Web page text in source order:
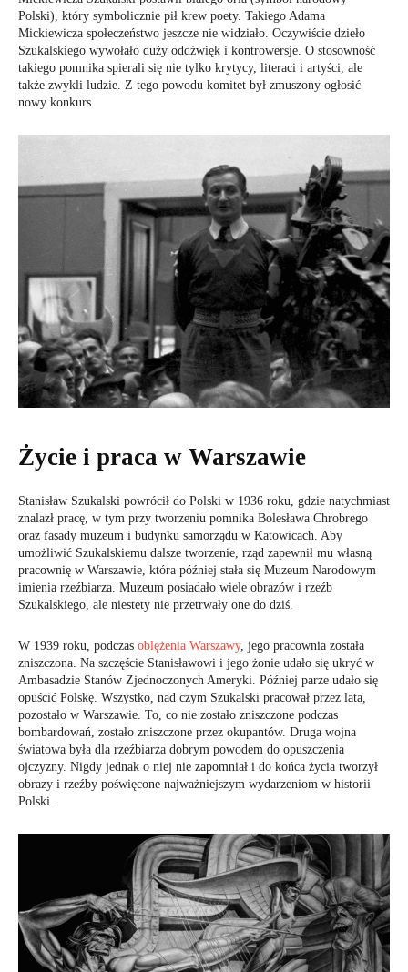
Polski), który symbolicznie pił krew poety. Takiego Adama
Mickiewicza społeczeństwo jeszcze nie widziało. Oczywiście dzieło
Szukalskiego wywołało duży oddźwięk i kontrowersje. O stosowność
takiego pomnika spierali się nie tylko krytycy, literaci i artyści, ale
także zwykli ludzie. Z tego powodu komitet był zmuszony ogłosić
nowy konkurs.
Życie i praca w Warszawie
Stanisław Szukalski powrócił do Polski w 1936 roku, gdzie natychmiast
znalazł pracę, w tym przy tworzeniu pomnika Bolesława Chrobrego
oraz fasady muzeum i budynku samorządu w Katowicach. Aby
umożliwić Szukalskiemu dalsze tworzenie, rząd zapewnił mu własną
pracownię w Warszawie, która później stała się Muzeum Narodowym
imienia rzeźbiarza. Muzeum posiadało wiele obrazów i rzeźb
Szukalskiego, ale niestety nie przetrwały one do dziś.
W 1939 roku, podczas oblężenia Warszawy, jego pracownia została
zniszczona. Na szczęście Stanisławowi i jego żonie udało się ukryć w
Ambasadzie Stanów Zjednoczonych Ameryki. Później parze udało się
opuścić Polskę. Wszystko, nad czym Szukalski pracował przez lata,
pozostało w Warszawie. To, co nie zostało zniszczone podczas
bombardowań, zostało zniszczone przez okupantów. Druga wojna
światowa była dla rzeźbiarza dobrym powodem do opuszczenia
ojczyzny. Nigdy jednak o niej nie zapomniał i do końca życia tworzył
obrazy i rzeźby poświęcone najważniejszym wydarzeniom w historii
Polski.